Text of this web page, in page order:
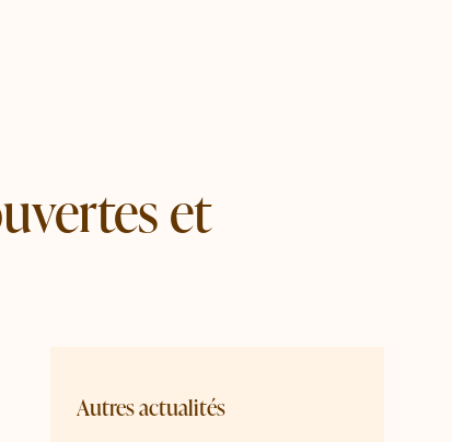
et
Autres actualités